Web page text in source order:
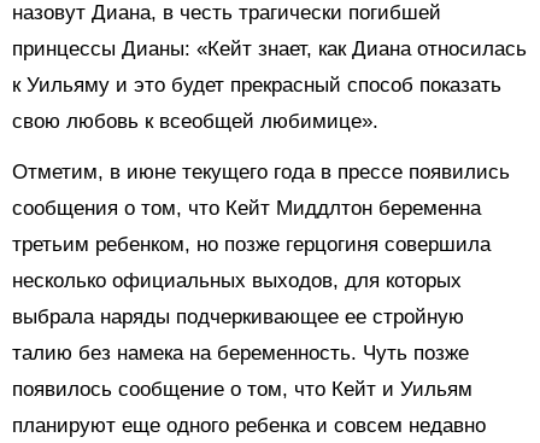
назовут Диана, в честь трагически погибшей
принцессы Дианы: «Кейт знает, как Диана относилась
к Уильяму и это будет прекрасный способ показать
свою любовь к всеобщей любимице».
Отметим, в июне текущего года в прессе появились
сообщения о том, что Кейт Миддлтон беременна
третьим ребенком, но позже герцогиня совершила
несколько официальных выходов, для которых
выбрала наряды подчеркивающее ее стройную
талию без намека на беременность. Чуть позже
появилось сообщение о том, что Кейт и Уильям
планируют еще одного ребенка и совсем недавно